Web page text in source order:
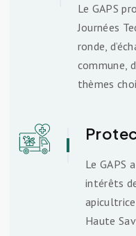
Le GAPS
Journées
ronde,
commune,
thèmes
Le GAPS
intérêts
Haute